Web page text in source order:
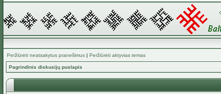
Peržiūrėti neatsakytus pranešimus | Peržiūrėti aktyvias temas
Pagrindinis diskusijų puslapis